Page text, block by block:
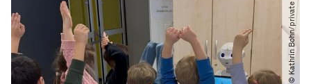
© Kathrin Bohn​/​private